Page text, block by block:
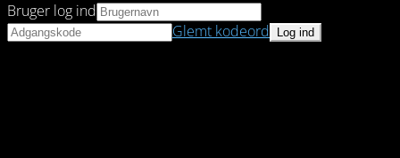
Bruger log ind
Glemt kodeord